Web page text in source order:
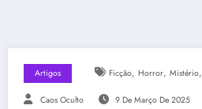
Artigos Ficção, Horror, Mistério,
Caos Oculto 9 De Março De 2025